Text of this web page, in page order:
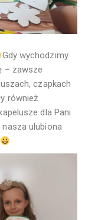
Gdy wychodzimy
– zawsze
czapkach
również
dla Pani
nasza ulubiona